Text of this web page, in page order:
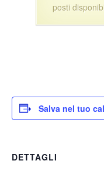
posti
Salva nel tuo
DETTAGLI